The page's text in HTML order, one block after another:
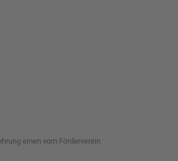
einen vom Förderverein